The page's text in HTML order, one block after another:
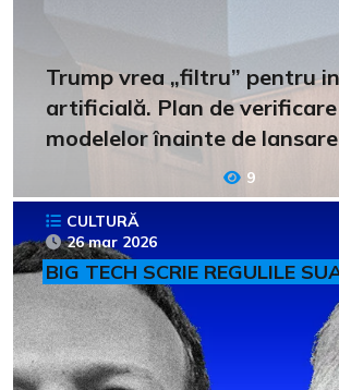
Trump vrea „filtru” pentru
artificială. Plan de
modelelor înainte de lansare
9
CULTURĂ
26 mar 2026
BIG TECH SCRIE REGULILE